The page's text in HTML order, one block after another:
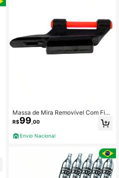
Massa de Mira Removível Com Fibr
a Óptica Original CBC
R$99 ,00
Envio Nacional